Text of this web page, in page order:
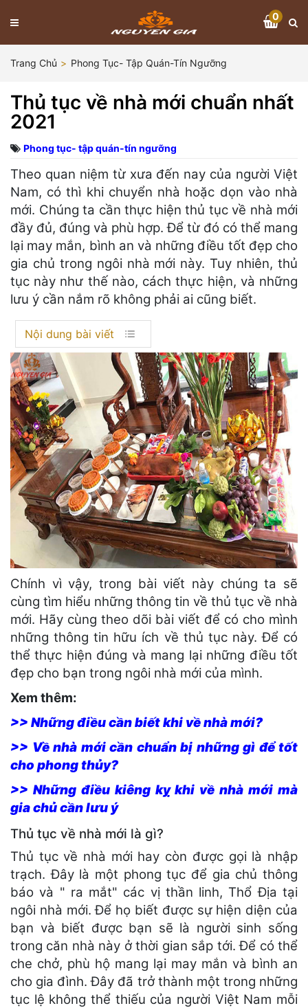
0
Trang Chủ Phong Tục- Tập Quán-Tín Ngưỡng
Thủ tục về nhà mới chuẩn nhất
2021
Phong tục- tập quán-tín ngưỡng
Theo quan niệm từ xưa đến nay của người Việt
Nam, có thì khi chuyển nhà hoặc dọn vào nhà
mới. Chúng ta cần thực hiện thủ tục về nhà mới
đầy đủ, đúng và phù hợp. Để từ đó có thể mang
lại may mắn, bình an và những điều tốt đẹp cho
gia chủ trong ngôi nhà mới này. Tuy nhiên, thủ
tục này như thế nào, cách thực hiện, và những
lưu ý cần nắm rõ không phải ai cũng biết.
Nội dung bài viết
Chính vì vậy, trong bài viết này chúng ta sẽ
cùng tìm hiểu những thông tin về thủ tục về nhà
mới. Hãy cùng theo dõi bài viết để có cho mình
những thông tin hữu ích về thủ tục này. Để có
thể thực hiện đúng và mang lại những điều tốt
đẹp cho bạn trong ngôi nhà mới của mình.
Xem thêm:
>> Những điều cần biết khi về nhà mới?
>> Về nhà mới cần chuẩn bị những gì để tốt
cho phong thủy?
>> Những điều kiêng kỵ khi về nhà mới mà
gia chủ cần lưu ý
Thủ tục về nhà mới là gì?
Thủ tục về nhà mới hay còn được gọi là nhập
trạch. Đây là một phong tục để gia chủ thông
báo và " ra mắt" các vị thần linh, Thổ Địa tại
ngôi nhà mới. Để họ biết được sự hiện diện của
bạn và biết được bạn sẽ là người sinh sống
trong căn nhà này ở thời gian sắp tới. Để có thể
che chở, phù hộ mang lại may mắn và bình an
cho gia đình. Đây đã trở thành một trong những
tục lệ không thể thiếu của người Việt Nam mỗi